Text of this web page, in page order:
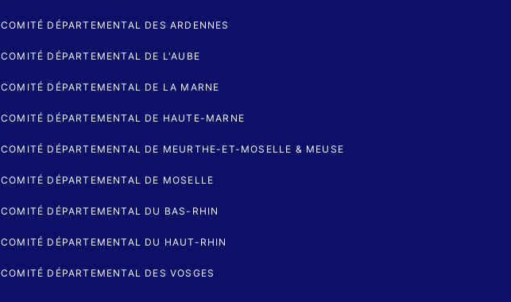
COMITÉ DÉPARTEMENTAL DES ARDENNES
COMITÉ DÉPARTEMENTAL DE L'AUBE
COMITÉ DÉPARTEMENTAL DE LA MARNE
COMITÉ DÉPARTEMENTAL DE HAUTE-MARNE
COMITÉ DÉPARTEMENTAL DE MEURTHE-ET-MOSELLE & MEUSE
COMITÉ DÉPARTEMENTAL DE MOSELLE
COMITÉ DÉPARTEMENTAL DU BAS-RHIN
COMITÉ DÉPARTEMENTAL DU HAUT-RHIN
COMITÉ DÉPARTEMENTAL DES VOSGES